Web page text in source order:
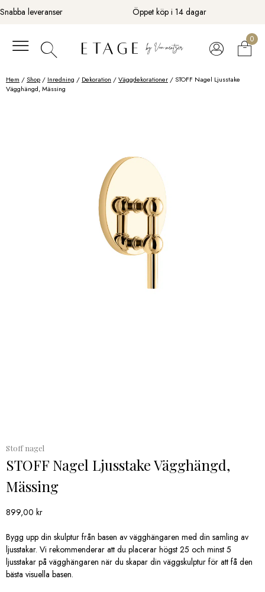
Fortsätt
till
Snabba leveranser Öppet köp i 14 dagar
0
Hem /Shop / Inredning / Dekoration /Väggdekorationer / STOFF Nagel Ljusstake
Vägghängd, Mässing
Stoff nagel
STOFF Nagel Ljusstake Vägghängd,
Mässing
899,00 kr
Bygg upp din skulptur från basen av vägghängaren med din samling av
ljusstakar. Vi rekommenderar att du placerar högst 25 och minst 5
ljusstakar på vägghängaren när du skapar din väggskulptur för att få den
bästa visuella basen.